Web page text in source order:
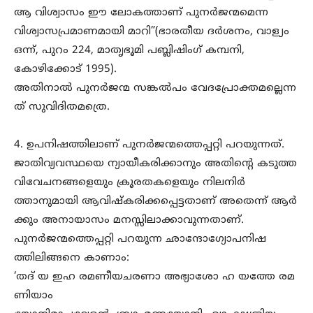
ആ വിശ്വാസം ഈ ലോകത്താണ് പുനർജന്മമെന്ന
വിശ്വാസപ്രമാണമായി മാറി”(ഭാരതീയ ദർശനം, വാള്യം
ഒന്ന്, പുറം 224, മാതൃഭൂമി പബ്ലിഷിംഗ് കമ്പനി,
കോഴിക്കോട് 1995).
അതിനാൽ പുനർജന്മ സങ്കൽപം വേദപ്രോക്തമല്ലെന്ന
ത് സുവിദിതമത്രെ.
4. ഉപനിഷത്തിലാണ് പുനർജന്മത്തെപ്പറ്റി പറയുന്നത്.
ജാതിവ്യവസ്ഥയെ ന്യായീകരിക്കാനും അതിന്റെ കടുത്ത
വിവേചനങ്ങളെയും ക്രൂരതകളെയും നിലനിർ
ത്താനുമായി ആവിഷ്കരിക്കപ്പെട്ടതാണ് അതെന്ന് ആർ
ക്കും അനായാസം മനസ്സിലാക്കാവുന്നതാണ്.
പുനർജന്മത്തെപ്പറ്റി പറയുന്ന ഛാന്ദോഗ്യോപനിഷ
ത്തിലിങ്ങനെ കാണാം:
‘തദ് യ ഇഹ രമണീയചരണാ അഭ്യാശോ ഹ യത്തേ രമ
ണിയാം